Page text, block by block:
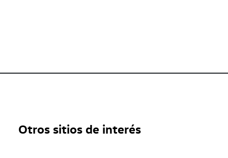
Otros sitios de interés